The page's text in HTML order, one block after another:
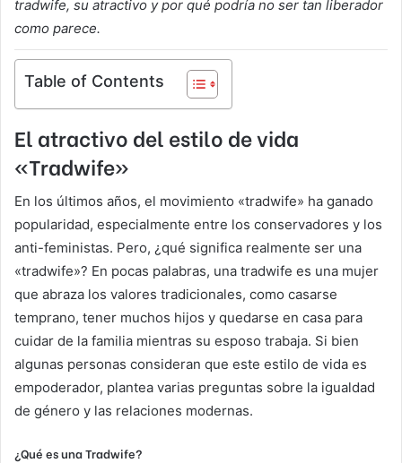
tradwife, su atractivo y por qué podría no ser tan liberador
como parece.
Table of Contents
El atractivo del estilo de vida
«Tradwife»
En los últimos años, el movimiento «tradwife» ha ganado
popularidad, especialmente entre los conservadores y los
anti-feministas. Pero, ¿qué significa realmente ser una
«tradwife»? En pocas palabras, una tradwife es una mujer
que abraza los valores tradicionales, como casarse
temprano, tener muchos hijos y quedarse en casa para
cuidar de la familia mientras su esposo trabaja. Si bien
algunas personas consideran que este estilo de vida es
empoderador, plantea varias preguntas sobre la igualdad
de género y las relaciones modernas.
¿Qué es una Tradwife?